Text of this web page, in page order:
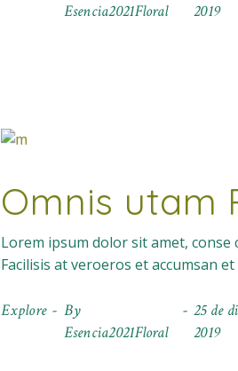
Esencia2021Floral
2019
Omnis utam
Lorem ipsum dolor sit amet,
Facilisis at veroeros et accumsan
Explore
By
Esencia2021Floral
25 de
2019